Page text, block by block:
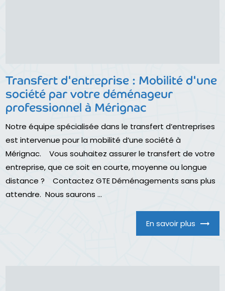
Transfert d'entreprise : Mobilité d'une
société par votre déménageur
professionnel à Mérignac
Notre équipe spécialisée dans le transfert d’entreprises
est intervenue pour la mobilité d’une société à
Mérignac. Vous souhaitez assurer le transfert de votre
entreprise, que ce soit en courte, moyenne ou longue
distance ? Contactez GTE Déménagements sans plus
attendre. Nous saurons ...
En savoir plus